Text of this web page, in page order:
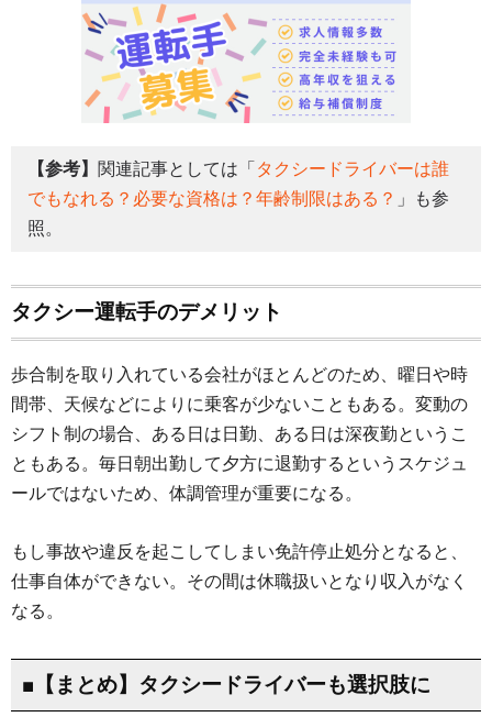
【参考】 関連記事としては「 タクシードライバーは誰
でもなれる？必要な資格は？年齢制限はある？ 」も参
照。
タクシー運転手のデメリット
歩合制を取り入れている会社がほとんどのため、曜日や時
間帯、天候などによりに乗客が少ないこともある。変動の
シフト制の場合、ある日は日勤、ある日は深夜勤というこ
ともある。毎日朝出勤して夕方に退勤するというスケジュ
ールではないため、体調管理が重要になる。
もし事故や違反を起こしてしまい免許停止処分となると、
仕事自体ができない。その間は休職扱いとなり収入がなく
なる。
■【まとめ】タクシードライバーも選択肢に